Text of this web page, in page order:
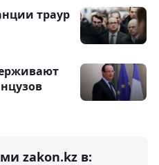
траур
zakon.kz в: